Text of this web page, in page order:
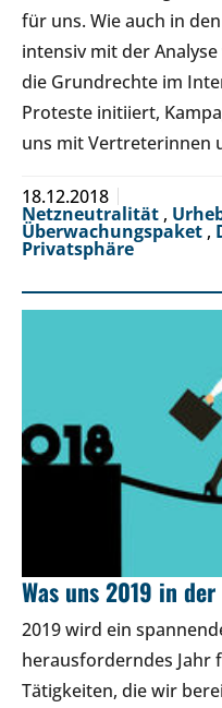
für uns. Wie auch in
intensiv mit der
die Grundrechte im
Proteste initiiert,
uns mit Vertreterinnen
18.12.2018
Netzneutralität ,
Überwachungspaket ,
Privatsphäre
Was uns 2019 in
2019 wird ein
herausforderndes Jahr
Tätigkeiten, die wir